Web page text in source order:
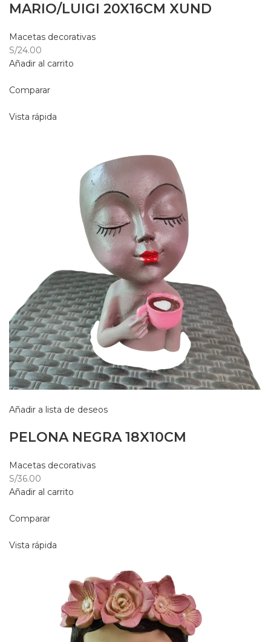
MARIO/LUIGI 20X16CM XUND
Macetas decorativas
S/24.00
Añadir al carrito
Comparar
Vista rápida
Añadir a lista de deseos
PELONA NEGRA 18X10CM
Macetas decorativas
S/36.00
Añadir al carrito
Comparar
Vista rápida